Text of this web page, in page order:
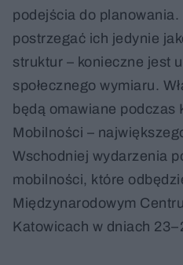
podejścia do
postrzegać ich jedynie
struktur – konieczne jest
społecznego wymiaru.
będą omawiane podczas
Mobilności –
Wschodniej wydarzenia
mobilności, które
Międzynarodowym
Katowicach w dniach